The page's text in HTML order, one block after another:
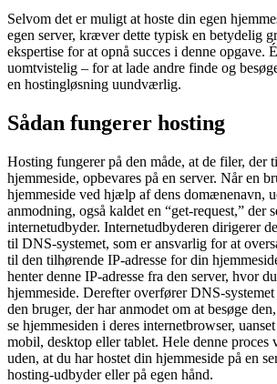
Selvom det er muligt at hoste din egen
egen server, kræver dette typisk en betydelig
ekspertise for at opnå succes i denne opgave.
uomtvistelig – for at lade andre finde og
en hostingløsning uundværlig.
Sådan fungerer hosting
Hosting fungerer på den måde, at de filer, der
hjemmeside, opbevares på en server. Når en
hjemmeside ved hjælp af dens domænenavn,
anmodning, også kaldet en “get-request,” der
internetudbyder. Internetudbyderen dirigerer
til DNS-systemet, som er ansvarlig for at
til den tilhørende IP-adresse for din
henter denne IP-adresse fra den server, hvor
hjemmeside. Derefter overfører DNS-
den bruger, der har anmodet om at besøge
se hjemmesiden i deres internetbrowser,
mobil, desktop eller tablet. Hele denne
uden, at du har hostet din hjemmeside på en
hosting-udbyder eller på egen hånd.